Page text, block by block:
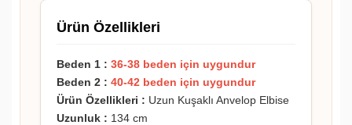
Ürün Özellikleri
Beden 1 : 36-38 beden için uygundur
Beden 2 : 40-42 beden için uygundur
Ürün Özellikleri : Uzun Kuşaklı Anvelop Elbise
Uzunluk : 134 cm